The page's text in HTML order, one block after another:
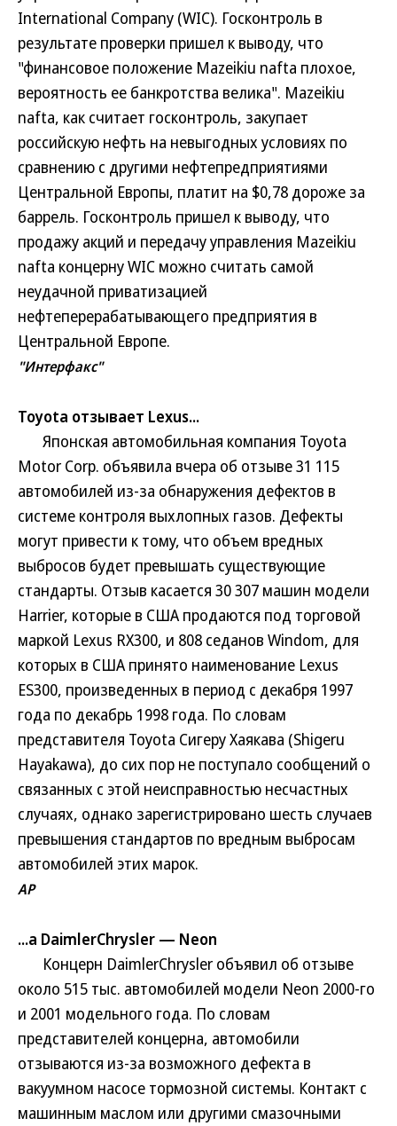
International Company (WIC). Госконтроль в
результате проверки пришел к выводу, что
"финансовое положение Mazeikiu nafta плохое,
вероятность ее банкротства велика". Mazeikiu
nafta, как считает госконтроль, закупает
российскую нефть на невыгодных условиях по
сравнению с другими нефтепредприятиями
Центральной Европы, платит на $0,78 дороже за
баррель. Госконтроль пришел к выводу, что
продажу акций и передачу управления Mazeikiu
nafta концерну WIC можно считать самой
неудачной приватизацией
нефтеперерабатывающего предприятия в
Центральной Европе.
"Интерфакс"
Toyota отзывает Lexus...
Японская автомобильная компания Toyota
Motor Corp. объявила вчера об отзыве 31 115
автомобилей из-за обнаружения дефектов в
системе контроля выхлопных газов. Дефекты
могут привести к тому, что объем вредных
выбросов будет превышать существующие
стандарты. Отзыв касается 30 307 машин модели
Harrier, которые в США продаются под торговой
маркой Lexus RX300, и 808 седанов Windom, для
которых в США принято наименование Lexus
ES300, произведенных в период с декабря 1997
года по декабрь 1998 года. По словам
представителя Toyota Сигеру Хаякава (Shigeru
Hayakawa), до сих пор не поступало сообщений о
связанных с этой неисправностью несчастных
случаях, однако зарегистрировано шесть случаев
превышения стандартов по вредным выбросам
автомобилей этих марок.
АР
...а DaimlerChrysler — Neon
Концерн DaimlerChrysler объявил об отзыве
около 515 тыс. автомобилей модели Neon 2000-го
и 2001 модельного года. По словам
представителей концерна, автомобили
отзываются из-за возможного дефекта в
вакуумном насосе тормозной системы. Контакт с
машинным маслом или другими смазочными